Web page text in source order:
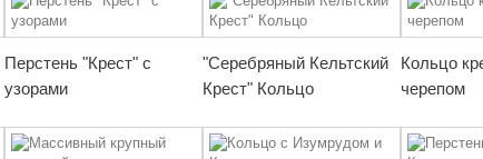
Перстень "Крест" с
узорами
"Серебряный Кельтский
Крест" Кольцо
Кольцо
черепом